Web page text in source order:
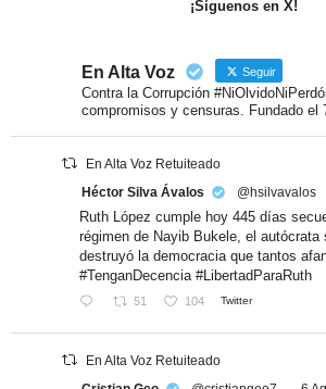
¡Síguenos en X!
En Alta Voz Seguir
Contra la Corrupción
compromisos y censuras. Fundado el
En Alta Voz Retuiteado
Héctor Silva Ávalos
@hsilvavalos
Ruth López cumple hoy 445 días
régimen de Nayib Bukele, el autócrata
destruyó la democracia que tantos
#TenganDecencia #LibertadParaRuth
51 104 Twitter
En Alta Voz Retuiteado